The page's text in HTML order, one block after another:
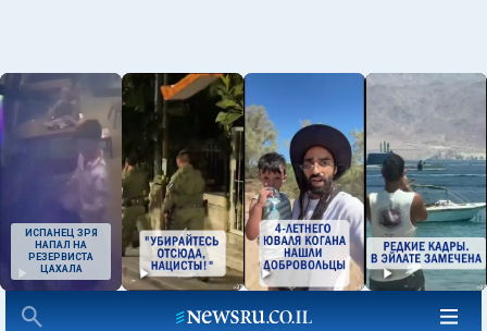
ИСПАНЕЦ ЗРЯ
НАПАЛ НА
РЕЗЕРВИСТА
ЦАХАЛА